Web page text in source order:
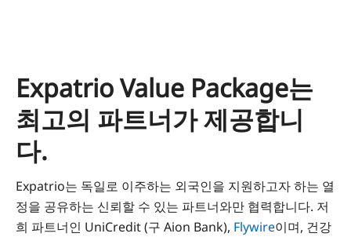
Expatrio Value Package는
최고의 파트너가 제공합니
다.
Expatrio는 독일로 이주하는 외국인을 지원하고자 하는 열
정을 공유하는 신뢰할 수 있는 파트너와만 협력합니다. 저
희 파트너인 UniCredit (구 Aion Bank), Flywire이며, 건강